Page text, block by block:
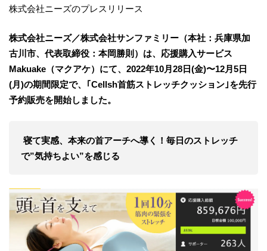
株式会社ニーズのプレスリリース
株式会社ニーズ／株式会社サンファミリー（本社：兵庫県加
古川市、代表取締役：本岡勝則）は、応援購入サービス
Makuake（マクアケ）にて、2022年10月28日(金)〜12月5日
(月)の期間限定で、｢Cellsh首筋ストレッチクッション｣を先行
予約販売を開始しました。
寝て実感、本来の首アーチへ導く！毎日のストレッチ
で”気持ちよい”を感じる